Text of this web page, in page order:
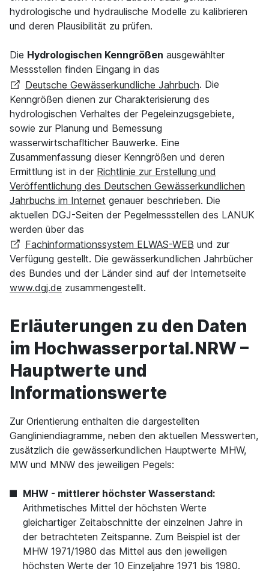
hydrologische und hydraulische Modelle zu kalibrieren
und deren Plausibilität zu prüfen.
Die Hydrologischen Kenngrößen ausgewählter
Messstellen finden Eingang in das
Deutsche Gewässerkundliche Jahrbuch. Die
Kenngrößen dienen zur Charakterisierung des
hydrologischen Verhaltes der Pegeleinzugsgebiete,
sowie zur Planung und Bemessung
wasserwirtschaflticher Bauwerke. Eine
Zusammenfassung dieser Kenngrößen und deren
Ermittlung ist in der Richtlinie zur Erstellung und
Veröffentlichung des Deutschen Gewässerkundlichen
Jahrbuchs im Internet genauer beschrieben. Die
aktuellen DGJ-Seiten der Pegelmessstellen des LANUK
werden über das
Fachinformationssystem ELWAS-WEB und zur
Verfügung gestellt. Die gewässerkundlichen Jahrbücher
des Bundes und der Länder sind auf der Internetseite
www.dgj.de zusammengestellt.
Erläuterungen zu den Daten
im Hochwasserportal.NRW –
Hauptwerte und
Informationswerte
Zur Orientierung enthalten die dargestellten
Gangliniendiagramme, neben den aktuellen Messwerten,
zusätzlich die gewässerkundlichen Hauptwerte MHW,
MW und MNW des jeweiligen Pegels:
MHW - mittlerer höchster Wasserstand:
Arithmetisches Mittel der höchsten Werte
gleichartiger Zeitabschnitte der einzelnen Jahre in
der betrachteten Zeitspanne. Zum Beispiel ist der
MHW 1971/1980 das Mittel aus den jeweiligen
höchsten Werte der 10 Einzeljahre 1971 bis 1980.